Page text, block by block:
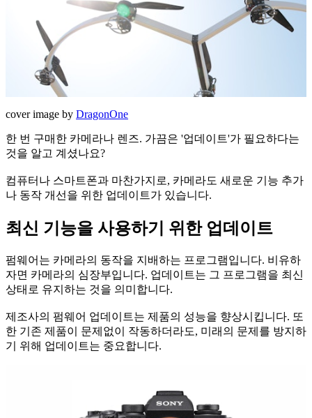
cover image by DragonOne
한 번 구매한 카메라나 렌즈. 가끔은 '업데이트'가 필요하다는
것을 알고 계셨나요?
컴퓨터나 스마트폰과 마찬가지로, 카메라도 새로운 기능 추가
나 동작 개선을 위한 업데이트가 있습니다.
최신 기능을 사용하기 위한 업데이트
펌웨어는 카메라의 동작을 지배하는 프로그램입니다. 비유하
자면 카메라의 심장부입니다. 업데이트는 그 프로그램을 최신
상태로 유지하는 것을 의미합니다.
제조사의 펌웨어 업데이트는 제품의 성능을 향상시킵니다. 또
한 기존 제품이 문제없이 작동하더라도, 미래의 문제를 방지하
기 위해 업데이트는 중요합니다.